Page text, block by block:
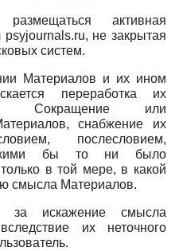
активная
psyjournals.ru, не закрытая
систем.
Материалов и их ином
переработка их
Сокращение или
снабжение их
послесловием,
бы то ни было
в той мере, в какой
смысла Материалов.
за искажение смысла
их неточного